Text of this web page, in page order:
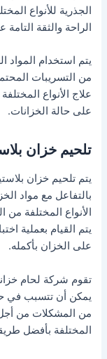
الجذرية للأنواع
الراحة والثقة
يتم استخدام المواد
من التسريبات
علاج الأنواع
على حالة الخزانات.
تلحيم خزان
يتم تلحيم خزان
بالتفاعل مع مواد
الأنواع المختلفة
يتم القيام بعملية
على الخزان بأكمله.
تقوم شركة لحام
يمكن أن تتسبب في
من المشكلات من
المختلفة بأفضل